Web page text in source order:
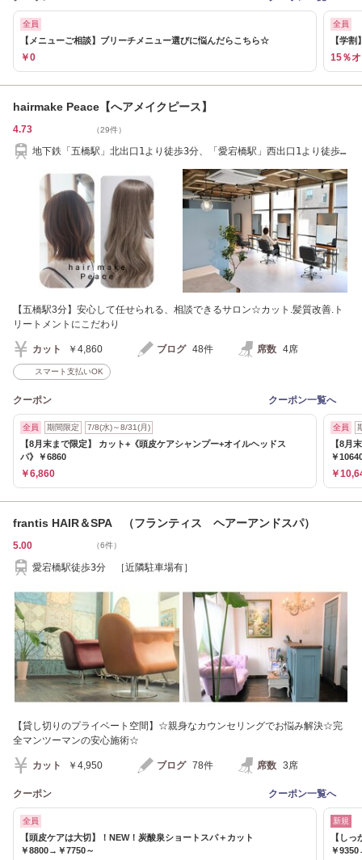
全員
【メニューご相談】ブリーチメニュー選びに悩んだらこちら☆
￥0
全員
【学
15％
hairmake Peace【へアメイクピース】
4.73 （29件）
地下鉄「五橋駅」北出口1より徒歩3分、「愛宕橋駅」西出口1より徒歩5
【五橋駅3分】安心して任せられる、相談できるサロン☆カット.髪質改善.ト
リートメントにこだわり
カット ￥4,860 ブログ 48件 席数 4席
スマート支払いOK
クーポン クーポン一覧へ
全員 期間限定 7/8(水)～8/31(月)
【8月末まで限定】 カット+《頭皮ケアシャンプー+オイルヘッドス
パ》￥6860
￥6,860
全員
【8月
￥
￥
frantis HAIR＆SPA （フランティス ヘアーアンドスパ）
5.00 （6件）
愛宕橋駅徒歩3分 ［近隣駐車場有］
【貸し切りのプライベート空間】☆親身なカウンセリングでお悩み解決☆完
全マンツーマンの安心施術☆
カット ￥4,950 ブログ 78件 席数 3席
クーポン クーポン一覧へ
全員
【頭皮ケアは大切】！NEW！炭酸泉ショートスパ＋カット
￥8800→￥7750～
新規
【し
￥